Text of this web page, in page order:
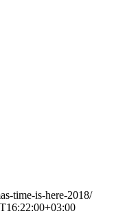
time-is-here-2018/